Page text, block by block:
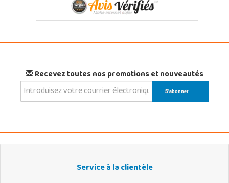
Recevez toutes nos promotions et nouveautés
Service à la clientèle